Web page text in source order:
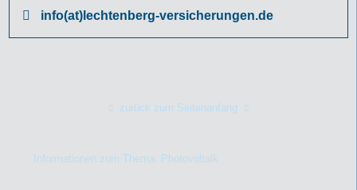
info(at)lechtenberg-versicherungen.de
zurück zum Seitenanfang
Informationen zum Thema: Photovoltaik